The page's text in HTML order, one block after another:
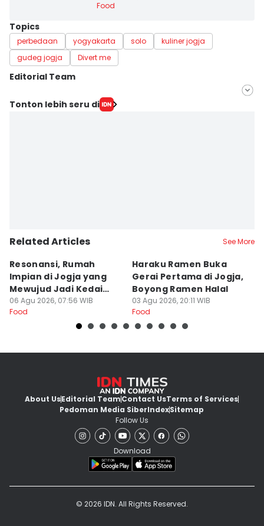
Food
Topics
perbedaan yogyakarta solo
kuliner jogja
gudeg jogja
Divert me
Editorial Team
Editor
Tonton lebih seru di
Related Articles See More
Resonansi, Rumah
Impian di Jogja yang
Mewujud Jadi Kedai
Ramen dan Burger
06 Agu 2026, 07:56 WIB
Food
Haraku Ramen Buka
Gerai Pertama di Jogja,
Boyong Ramen Halal
03 Agu 2026, 20:11 WIB
Food
About UsEditorial TeamContact UsTerms of Services
Pedoman Media SiberIndexSitemap
Follow Us
Download
© 2026 IDN. All Rights Reserved.